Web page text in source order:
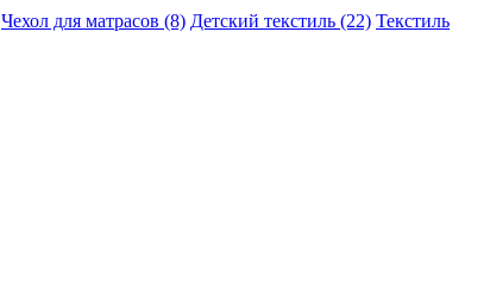
Чехол для матрасов (8) Детский текстиль (22) Текстиль